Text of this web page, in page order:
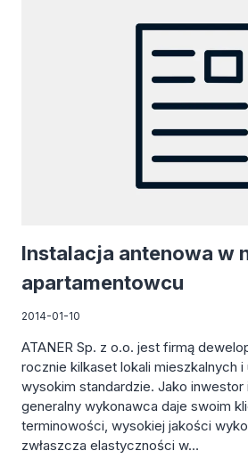
Instalacja antenowa w
apartamentowcu
2014-01-10
ATANER Sp. z o.o. jest firmą
rocznie kilkaset lokali mieszkalnych
wysokim standardzie. Jako inwestor
generalny wykonawca daje swoim
terminowości, wysokiej jakości
zwłaszcza elastyczności w…